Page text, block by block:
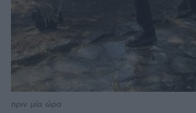
πριν μία ώρα